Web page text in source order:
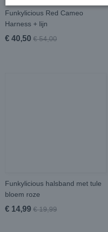
Funkylicious Red Cameo
Harness + lijn
€ 40,50 € 54,00
Funkylicious halsband met tule
bloem roze
€ 14,99 € 19,99